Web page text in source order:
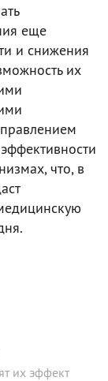
еще
и снижения
их
что, в
их эффект